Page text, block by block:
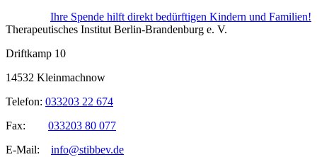
Ihre Spende hilft direkt bedürftigen Kindern und Familien!
Therapeutisches Institut Berlin-Brandenburg e. V.
Driftkamp 10
14532 Kleinmachnow
Telefon: 033203 22 674
Fax: 033203 80 077
E-Mail: info@stibbev.de